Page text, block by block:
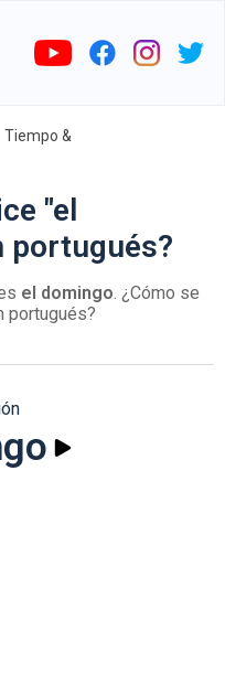
Tiempo &
"el
portugués?
el domingo. ¿Cómo se
portugués?